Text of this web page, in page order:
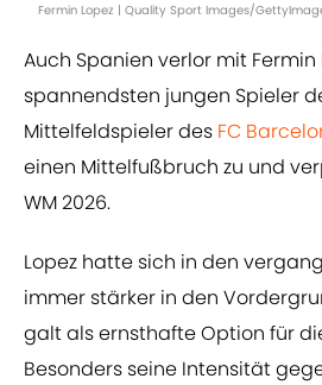
Fermin Lopez | Quality Sport Images/
Auch Spanien verlor mit Fermin
spannendsten jungen Spieler
Mittelfeldspieler des FC
einen Mittelfußbruch zu und
WM 2026.
Lopez hatte sich in den
immer stärker in den
galt als ernsthafte Option für
Besonders seine Intensität